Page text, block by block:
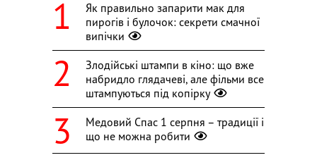
Як правильно запарити мак для
пирогів і булочок: секрети смачної
випічки
Злодійські штампи в кіно: що вже
набридло глядачеві, але фільми все
штампуються під копірку
Медовий Спас 1 серпня – традиції і
що не можна робити